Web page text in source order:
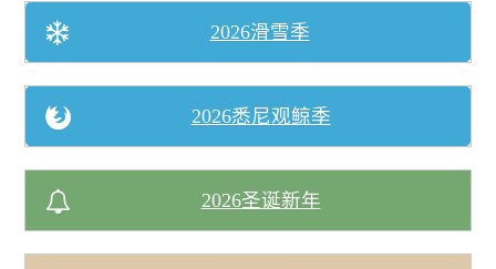
2026滑雪季
2026悉尼观鲸季
2026圣诞新年